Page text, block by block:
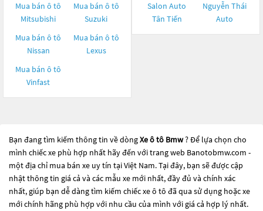
Mua bán ô tô
Mitsubishi
Mua bán ô tô
Suzuki
Mua bán ô tô
Nissan
Mua bán ô tô
Lexus
Mua bán ô tô
Vinfast
Salon Auto
Tân Tiến
Nguyễn Thái
Auto
Bạn đang tìm kiếm thông tin về dòngXe ô tô Bmw? Để lựa chọn cho
mình chiếc xe phù hợp nhất hãy đến với trang web Banotobmw.com -
một địa chỉ mua bán xe uy tín tại Việt Nam. Tại đây, bạn sẽ được cập
nhật thông tin giá cả và các mẫu xe mới nhất, đầy đủ và chính xác
nhất, giúp bạn dễ dàng tìm kiếm chiếc xe ô tô đã qua sử dụng hoặc xe
mới chính hãng phù hợp với nhu cầu của mình với giá cả hợp lý nhất.